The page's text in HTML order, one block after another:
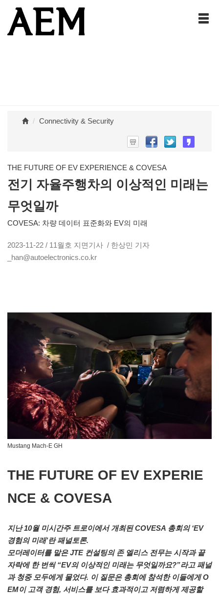
Connectivity & Security
THE FUTURE OF EV EXPERIENCE & COVESA
전기 자율주행차의 이상적인 미래는
무엇일까
COVESA: 차량 데이터 표준화와 EV의 미래
2023-11-22 / 11월호 지면기사 / 한상민 기자
_han@autoelectronics.co.kr
Mustang Mach-E GH
THE FUTURE OF EV EXPERIE
NCE & COVESA
지난 10월 미시간주 트로이에서 개최된 COVESA 총회의 ‘EV
경험의 미래’란 패널토론.
모더레이터를 맡은 JTE 컨설팅의 존 엘리스 전무는 시작과 끝
자락에 한 번씩 “EV의 이상적인 미래는 무엇일까요?”라고 패널
과 청중 모두에게 물었다. 이 질문은 총회에 참석한 이들에게 O
EM이 고객 경험, 서비스를 보다 효과적이고 저렴하게 제공할